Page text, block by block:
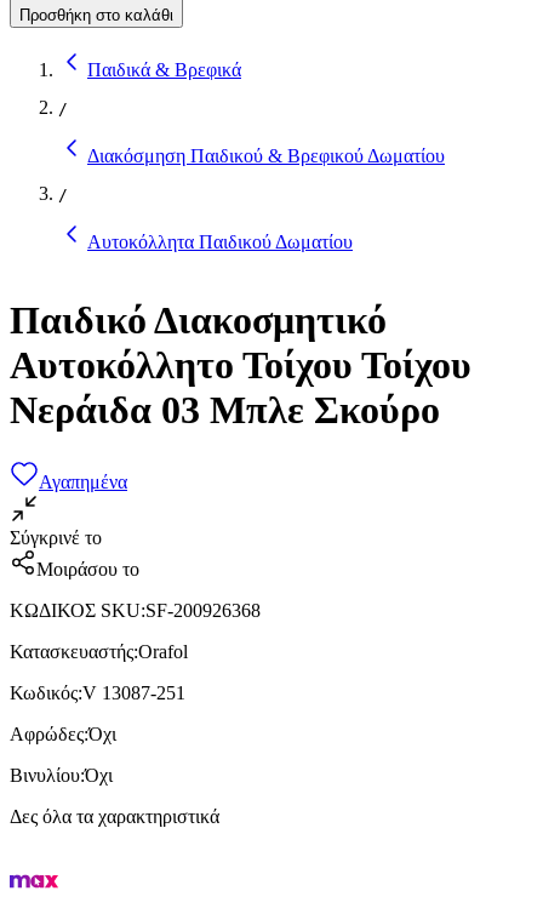
Προσθήκη στο καλάθι
Παιδικά & Βρεφικά
/
Διακόσμηση Παιδικού & Βρεφικού Δωματίου
/
Αυτοκόλλητα Παιδικού Δωματίου
Παιδικό Διακοσμητικό
Αυτοκόλλητο Τοίχου Τοίχου
Νεράιδα 03 Μπλε Σκούρο
Αγαπημένα
Σύγκρινέ το
Μοιράσου το
ΚΩΔΙΚΟΣ SKU:SF-200926368
Κατασκευαστής:Orafol
Κωδικός:V 13087-251
Αφρώδες:Όχι
Βινυλίου:Όχι
Δες όλα τα χαρακτηριστικά